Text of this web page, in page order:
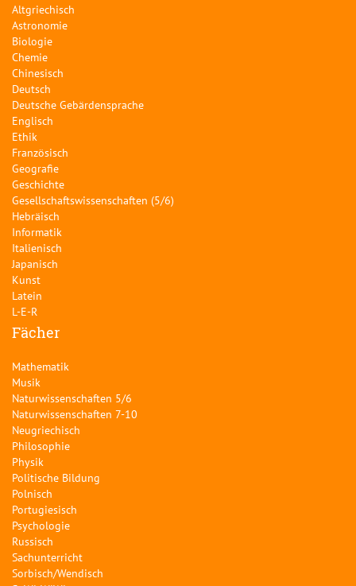
Altgriechisch
Astronomie
Biologie
Chemie
Chinesisch
Deutsch
Deutsche Gebärdensprache
Englisch
Ethik
Französisch
Geografie
Geschichte
Gesellschaftswissenschaften (5/6)
Hebräisch
Informatik
Italienisch
Japanisch
Kunst
Latein
L-E-R
Fächer
Mathematik
Musik
Naturwissenschaften 5/6
Naturwissenschaften 7-10
Neugriechisch
Philosophie
Physik
Politische Bildung
Polnisch
Portugiesisch
Psychologie
Russisch
Sachunterricht
Sorbisch/Wendisch